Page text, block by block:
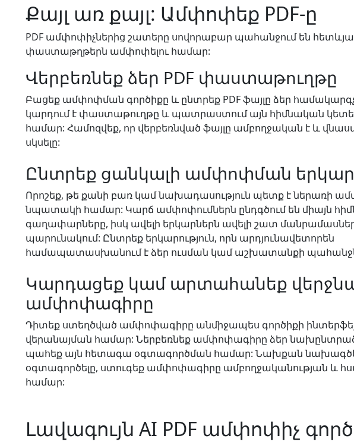
Քայլ առ քայլ: Ամփոփեք PDF-ը
PDF ամփոփիչներից շատերը սովորաբար պահանջում են հետևյալ
փաստաթղթերն ամփոփելու համար:
Վերբեռնեք ձեր PDF փաստաթուղթը
Բացեք ամփոփման գործիքը և ընտրեք PDF ֆայլը ձեր
կարդում է փաստաթուղթը և պատրաստում այն ​​հիմնական
համար: Համոզվեք, որ վերբեռնված ֆայլը ամբողջական է և
սկսելը:
Ընտրեք ցանկալի ամփոփման
Որոշեք, թե քանի բառ կամ նախադասություն պետք է ներառի
նպատակի համար: Կարճ ամփոփումներն ընդգծում են միայն
գաղափարները, իսկ ավելի երկարներն ավելի շատ
պարունակում: Ընտրեք երկարություն, որն արդյունավետորեն
համապատասխանում է ձեր ուսման կամ աշխատանքի
Կարդացեք կամ արտահանեք
ամփոփագիրը
Դիտեք ստեղծված ամփոփագիրը անմիջապես գործիքի
վերանայման համար: Ներբեռնեք ամփոփագիրը ձեր
պահեք այն հետագա օգտագործման համար: Նախքան
օգտագործելը, ստուգեք ամփոփագիրը ամբողջականության և
համար:
Լավագույն AI PDF ամփոփիչ